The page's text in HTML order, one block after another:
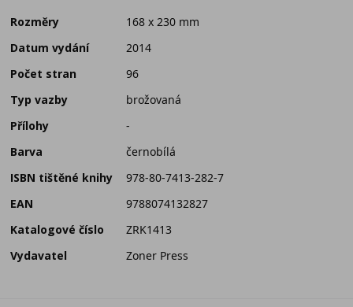
Rozměry
168 x 230 mm
Datum vydání
2014
Počet stran
96
Typ vazby
brožovaná
Přílohy
-
Barva
černobílá
ISBN tištěné knihy
978-80-7413-282-7
EAN
9788074132827
Katalogové číslo
ZRK1413
Vydavatel
Zoner Press